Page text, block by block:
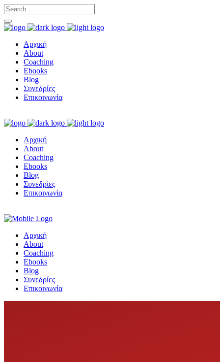
Αρχική
About
Coaching
Ebooks
Blog
Συνεδρίες
Επικοινωνία
Αρχική
About
Coaching
Ebooks
Blog
Συνεδρίες
Επικοινωνία
Αρχική
About
Coaching
Ebooks
Blog
Συνεδρίες
Επικοινωνία